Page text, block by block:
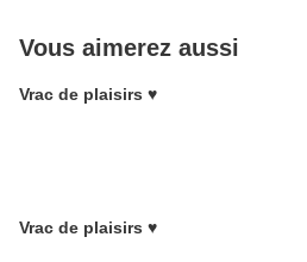
Vous aimerez aussi
Vrac de plaisirs ♥
Vrac de plaisirs ♥